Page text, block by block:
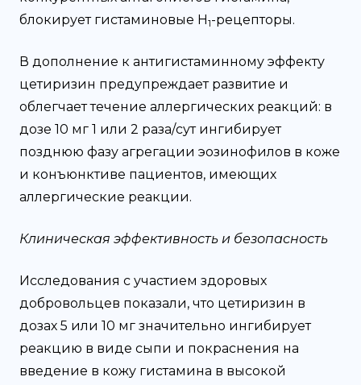
блокирует гистаминовые Н1-рецепторы.
В дополнение к антигистаминному эффекту
цетиризин предупреждает развитие и
облегчает течение аллергических реакций: в
дозе 10 мг 1 или 2 раза/сут ингибирует
позднюю фазу агрегации эозинофилов в коже
и конъюнктиве пациентов, имеющих
аллергические реакции.
Клиническая эффективность и безопасность
Исследования с участием здоровых
добровольцев показали, что цетиризин в
дозах 5 или 10 мг значительно ингибирует
реакцию в виде сыпи и покраснения на
введение в кожу гистамина в высокой